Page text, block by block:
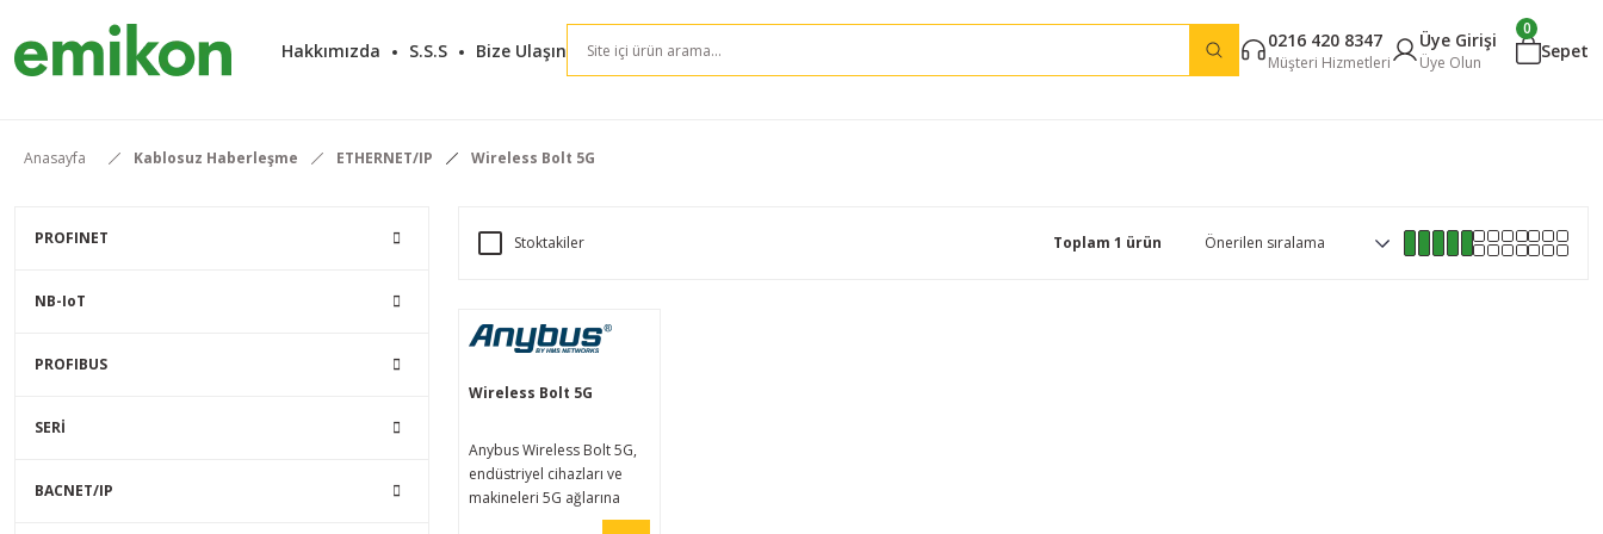
Hakkımızda S.S.S Bize Ulaşın 0216 420 8347
Müşteri Hizmetleri
Üye Girişi
Üye Olun
Sepet
0
Anasayfa Kablosuz Haberleşme ETHERNET/IP Wireless Bolt 5G
PROFINET
NB-IoT
PROFIBUS
SERİ
BACNET/IP
Stoktakiler Toplam 1 ürün
Wireless Bolt 5G
Anybus Wireless Bolt 5G,
endüstriyel cihazları ve
makineleri 5G ağlarına
bağlayarak düşük gecikme